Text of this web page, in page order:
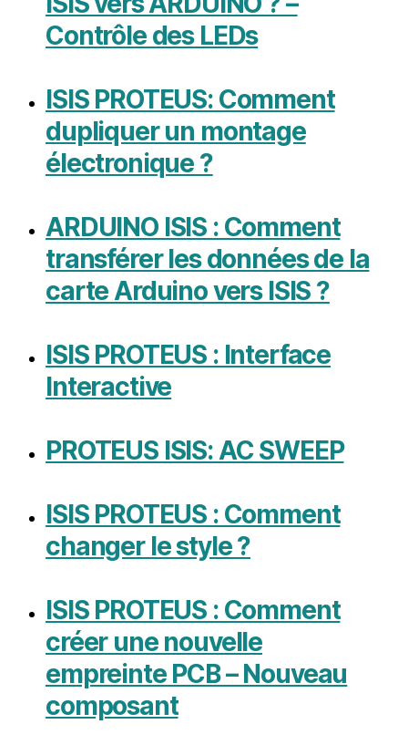
Contrôle des LEDs
ISIS PROTEUS: Comment
dupliquer un montage
électronique ?
ARDUINO ISIS : Comment
transférer les données de la
carte Arduino vers ISIS ?
ISIS PROTEUS : Interface
Interactive
PROTEUS ISIS: AC SWEEP
ISIS PROTEUS : Comment
changer le style ?
ISIS PROTEUS : Comment
créer une nouvelle
empreinte PCB – Nouveau
composant